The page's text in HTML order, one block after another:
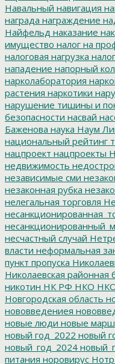
Навальный навигация
награда награждение
Найфельд наказание
имущество налог на
налоговая нагрузка
нападение напорный
нарколаборатория
растения наркотики
нарушение тишины и
безопасности насвай
Баженова наука Наум
национальный рейтинг
нацпроект нацпроекты
недвижимость
независимые сми
незаконная рубка
нелегальная торговля
несчастный случай
власти неформальная
пункт пропуска
Николаевская районная
никотин НК РФ НКО
Новгородская область
нововведениея
новые люди новые
новый год_2022 новый
новый_год_2024
питания норовирус